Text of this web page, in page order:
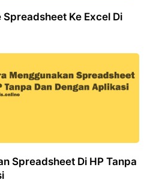
Ke Excel Di
Spreadsheet Di HP Tanpa